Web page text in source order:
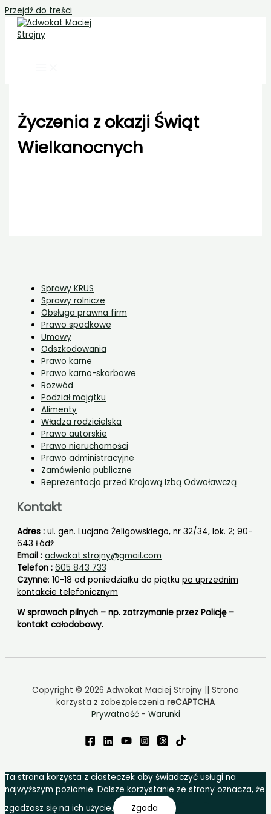
Przejdź do treści
Życzenia z okazji Świąt
Wielkanocnych
Sprawy KRUS
Sprawy rolnicze
Obsługa prawna firm
Prawo spadkowe
Umowy
Odszkodowania
Prawo karne
Prawo karno-skarbowe
Rozwód
Podział majątku
Alimenty
Władza rodzicielska
Prawo autorskie
Prawo nieruchomości
Prawo administracyjne
Zamówienia publiczne
Reprezentacja przed Krajową Izbą Odwoławczą
Kontakt
Adres : ul. gen. Lucjana Żeligowskiego, nr 32/34, lok. 2; 90-
643 Łódź
Email : adwokat.strojny@gmail.com
Telefon : 605 843 733
Czynne: 10-18 od poniedziałku do piątku po uprzednim
kontakcie telefonicznym
W sprawach pilnych – np. zatrzymanie przez Policję –
kontakt całodobowy.
Copyright © 2026 Adwokat Maciej Strojny || Strona
korzysta z zabezpieczenia reCAPTCHA
Prywatność- Warunki
Ta strona korzysta z ciasteczek aby świadczyć usługi na
najwyższym poziomie. Dalsze korzystanie ze strony oznacza, że
zgadzasz się na ich użycie.
Zgoda